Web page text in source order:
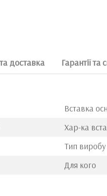
доставка Гарантії та
Вставка
Хар-ка
Тип виробу
Для кого